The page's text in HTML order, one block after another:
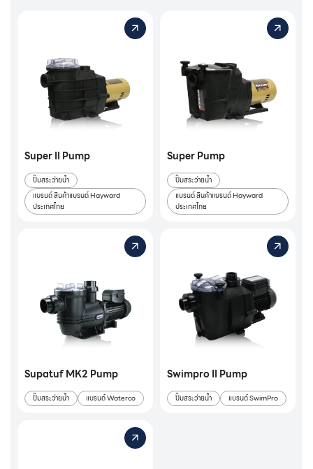
Super II Pump
ปั๊มสระว่ายน้ำ
แบรนด์ สินค้าแบรนด์ Hayward
ประเทศไทย
Super Pump
ปั๊มสระว่ายน้ำ
แบรนด์ สินค้าแบรนด์ Hayward
ประเทศไทย
Supatuf MK2 Pump
ปั๊มสระว่ายน้ำ แบรนด์ Waterco
Swimpro II Pump
ปั๊มสระว่ายน้ำ แบรนด์ SwimPro